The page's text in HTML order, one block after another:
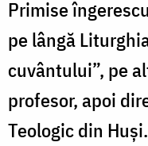
Primise
pe lângă
cuvântului”, pe
profesor, apoi
Teologic din